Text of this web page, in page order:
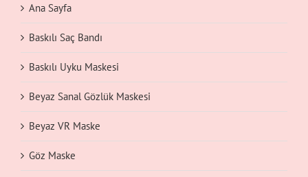
Ana Sayfa
Baskılı Saç Bandı
Baskılı Uyku Maskesi
Beyaz Sanal Gözlük Maskesi
Beyaz VR Maske
Göz Maske